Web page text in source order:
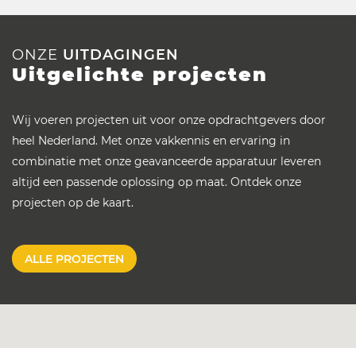
ONZE UITDAGINGEN
Uitgelichte projecten
Wij voeren projecten uit voor onze opdrachtgevers door
heel Nederland. Met onze vakkennis en ervaring in
combinatie met onze geavanceerde apparatuur leveren
altijd een passende oplossing op maat. Ontdek onze
projecten op de kaart.
ALLE PROJECTEN